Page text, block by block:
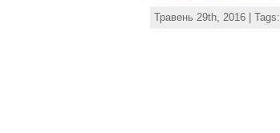
w
itt
nt
er
Травень 29th, 2016 | Tags: